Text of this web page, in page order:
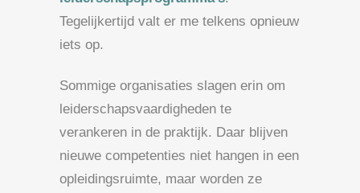
Tegelijkertijd valt er me telkens opnieuw
iets op.
Sommige organisaties slagen erin om
leiderschapsvaardigheden te
verankeren in de praktijk. Daar blijven
nieuwe competenties niet hangen in een
opleidingsruimte, maar worden ze